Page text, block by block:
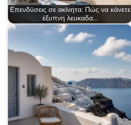
Επενδύσεις σε ακίνητα: Πώς να κάνετε
έξυπνη λευκαδα…